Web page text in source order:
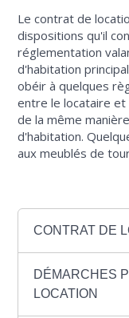
Le contrat de
dispositions qu'il
réglementation
d'habitation
obéir à quelques
entre le locataire
de la même
d'habitation.
aux meublés de
CONTRAT DE
DÉMARCHES
LOCATION